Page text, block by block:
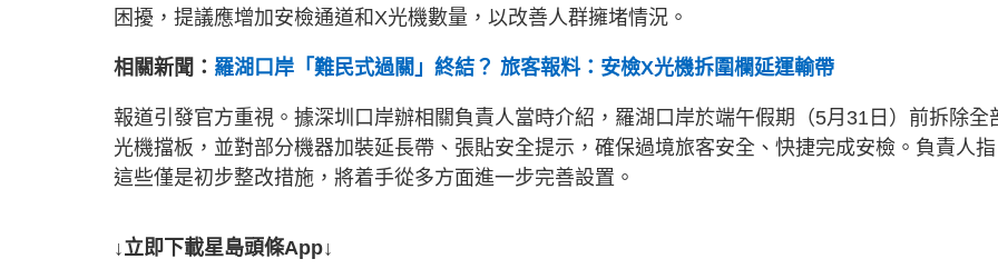
困擾，提議應增加安檢通道和X光機數量，以改善人群擁堵情況。
相關新聞： 羅湖口岸「難民式過關」終結？ 旅客報料：安檢X光機拆圍欄延運輸帶
報道引發官方重視。據深圳口岸辦相關負責人當時介紹，羅湖口岸於端午假期（5月31日）前拆除全
光機擋板，並對部分機器加裝延長帶、張貼安全提示，確保過境旅客安全、快捷完成安檢。負責人
這些僅是初步整改措施，將着手從多方面進一步完善設置。
↓立即下載星島頭條App↓